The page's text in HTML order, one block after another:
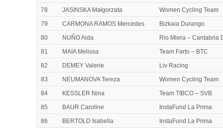
78
JASINSKA Małgorzata
Women Cycling Team
79
CARMONA RAMOS Mercedes
Bizkaia Durango
80
NUÑO Aida
Rio Miera – Cantabria
81
MAIA Melissa
Team Farto – BTC
82
DEMEY Valerie
Liv Racing
83
NEUMANOVA Tereza
Women Cycling Team
84
KESSLER Nina
Team TIBCO – SVB
85
BAUR Caroline
InstaFund La Prima
86
BERTOLD Isabella
InstaFund La Prima